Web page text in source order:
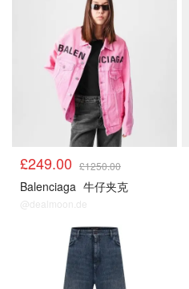
£249.00 £1250.00
Balenciaga 牛仔夹克
@dealmoon.de